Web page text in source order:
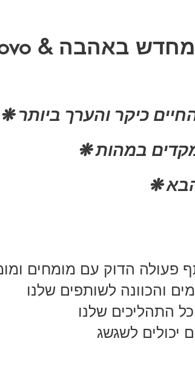
❋ כיקר והערך ביותר
התהליכים שלנו